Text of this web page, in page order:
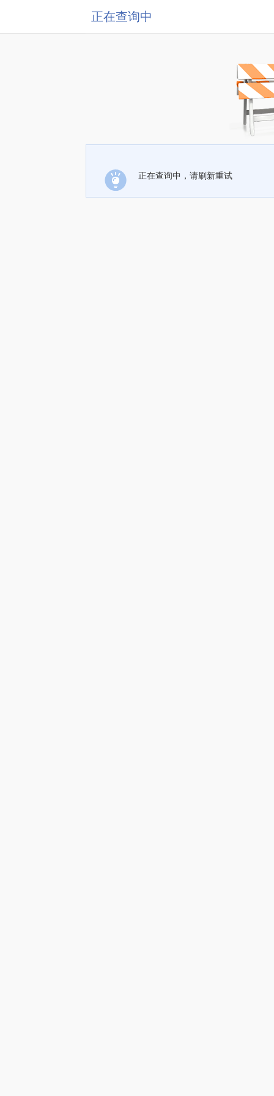
正在查询中
正在查询中，请刷新重试